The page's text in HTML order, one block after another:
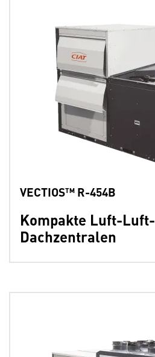
Kompakte Luft-Luft-
Dachzentralen
VECTIOS™ R-454B